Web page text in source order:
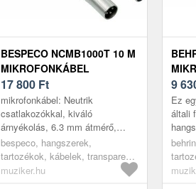
BESPECO NCMB1000T 10 M
MIKROFONKÁBEL
17 800 Ft
mikrofonkábel: Neutrik
csatlakozókkal, kiváló
árnyékolás, 6.3 mm átmérő,
NC3MXX típusú XLR papa és
NC3FXX típusú XLR mama
csaltakozók, 10 m hosszús...
bespeco, hangszerek,
tartozékok, kábelek, transparent
black
muziker.hu
9
Ez
általi
XLR